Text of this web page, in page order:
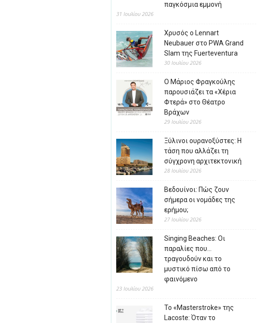
παγκόσμια εμμονή
31 Ιουλίου 2026
Χρυσός ο Lennart
Neubauer στο PWA Grand
Slam της Fuerteventura
30 Ιουλίου 2026
Ο Μάριος Φραγκούλης
παρουσιάζει τα «Χέρια
Φτερά» στο Θέατρο
Βράχων
29 Ιουλίου 2026
Ξύλινοι ουρανοξύστες: Η
τάση που αλλάζει τη
σύγχρονη αρχιτεκτονική
28 Ιουλίου 2026
Βεδουίνοι: Πώς ζουν
σήμερα οι νομάδες της
ερήμου;
27 Ιουλίου 2026
Singing Beaches: Οι
παραλίες που…
τραγουδούν και το
μυστικό πίσω από το
φαινόμενο
23 Ιουλίου 2026
Το «Masterstroke» της
Lacoste: Όταν το